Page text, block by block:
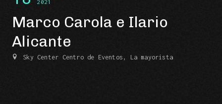
2021
Marco Carola e Ilario
Alicante
Sky Center Centro de Eventos, La mayorista